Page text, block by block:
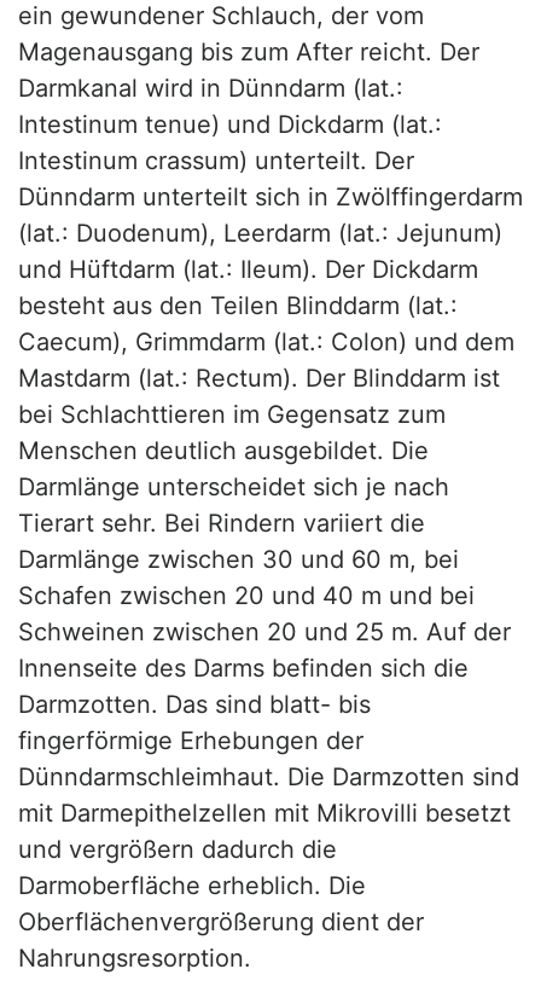
ein gewundener Schlauch, der vom
Magenausgang bis zum After reicht. Der
Darmkanal wird in Dünndarm (lat.:
Intestinum tenue) und Dickdarm (lat.:
Intestinum crassum) unterteilt. Der
Dünndarm unterteilt sich in Zwölffingerdarm
(lat.: Duodenum), Leerdarm (lat.: Jejunum)
und Hüftdarm (lat.: Ileum). Der Dickdarm
besteht aus den Teilen Blinddarm (lat.:
Caecum), Grimmdarm (lat.: Colon) und dem
Mastdarm (lat.: Rectum). Der Blinddarm ist
bei Schlachttieren im Gegensatz zum
Menschen deutlich ausgebildet. Die
Darmlänge unterscheidet sich je nach
Tierart sehr. Bei Rindern variiert die
Darmlänge zwischen 30 und 60 m, bei
Schafen zwischen 20 und 40 m und bei
Schweinen zwischen 20 und 25 m. Auf der
Innenseite des Darms befinden sich die
Darmzotten. Das sind blatt- bis
fingerförmige Erhebungen der
Dünndarmschleimhaut. Die Darmzotten sind
mit Darmepithelzellen mit Mikrovilli besetzt
und vergrößern dadurch die
Darmoberfläche erheblich. Die
Oberflächenvergrößerung dient der
Nahrungsresorption.